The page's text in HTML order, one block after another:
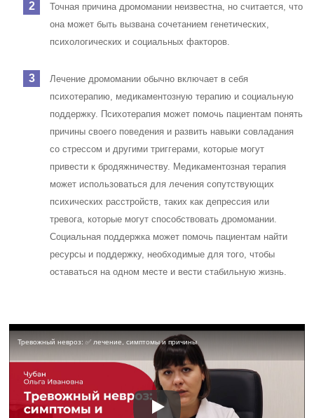
Точная причина дромомании неизвестна, но считается, что
она может быть вызвана сочетанием генетических,
психологических и социальных факторов.
Лечение дромомании обычно включает в себя
психотерапию, медикаментозную терапию и социальную
поддержку. Психотерапия может помочь пациентам понять
причины своего поведения и развить навыки совладания
со стрессом и другими триггерами, которые могут
привести к бродяжничеству. Медикаментозная терапия
может использоваться для лечения сопутствующих
психических расстройств, таких как депрессия или
тревога, которые могут способствовать дромомании.
Социальная поддержка может помочь пациентам найти
ресурсы и поддержку, необходимые для того, чтобы
оставаться на одном месте и вести стабильную жизнь.
Тревожный невроз: ✅ лечение, симптомы и причины